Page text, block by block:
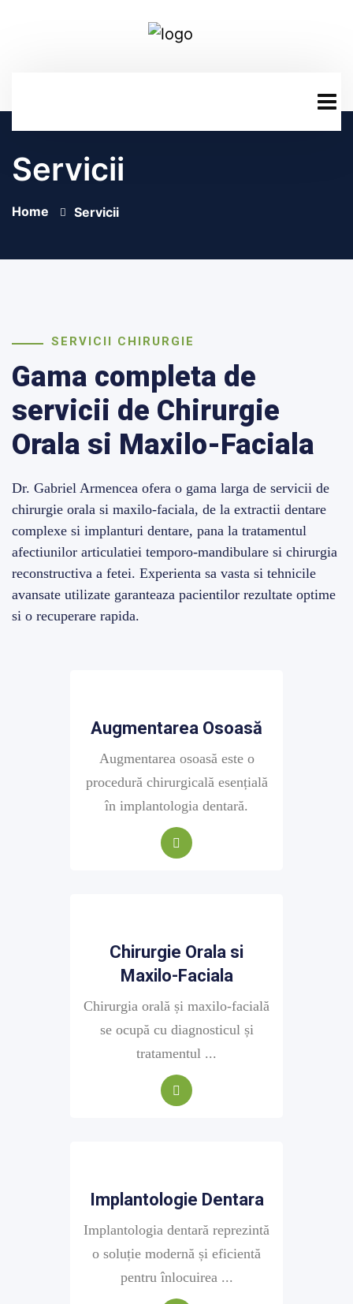
Servicii
Home Servicii
SERVICII CHIRURGIE
Gama completa de
servicii de Chirurgie
Orala si Maxilo-Faciala
Dr. Gabriel Armencea ofera o gama larga de servicii de
chirurgie orala si maxilo-faciala, de la extractii dentare
complexe si implanturi dentare, pana la tratamentul
afectiunilor articulatiei temporo-mandibulare si chirurgia
reconstructiva a fetei. Experienta sa vasta si tehnicile
avansate utilizate garanteaza pacientilor rezultate optime
si o recuperare rapida.
Augmentarea Osoasă
Augmentarea osoasă este o
procedură chirurgicală esențială
în implantologia dentară.
Chirurgie Orala si
Maxilo-Faciala
Chirurgia orală și maxilo-facială
se ocupă cu diagnosticul și
tratamentul ...
Implantologie Dentara
Implantologia dentară reprezintă
o soluție modernă și eficientă
pentru înlocuirea ...